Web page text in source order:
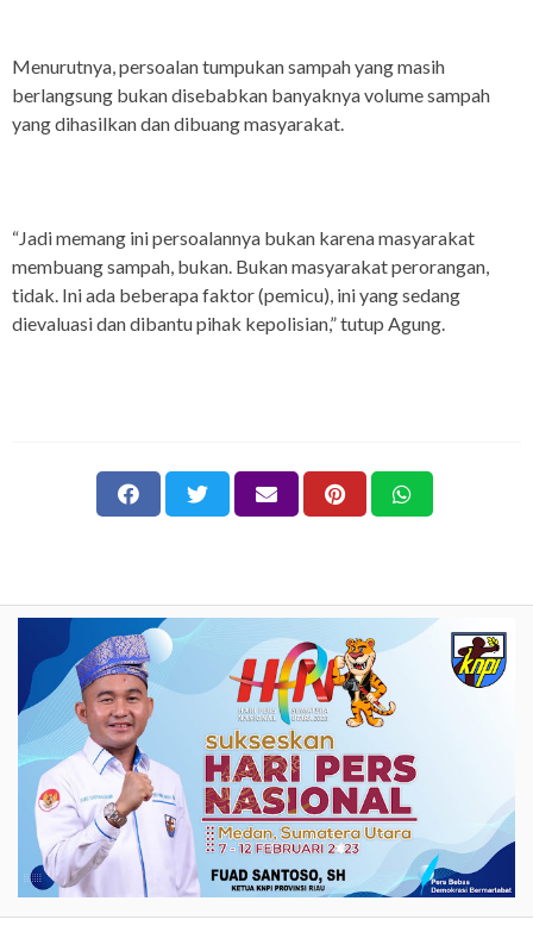
Menurutnya, persoalan tumpukan sampah yang masih
berlangsung bukan disebabkan banyaknya volume sampah
yang dihasilkan dan dibuang masyarakat.
“Jadi memang ini persoalannya bukan karena masyarakat
membuang sampah, bukan. Bukan masyarakat perorangan,
tidak. Ini ada beberapa faktor (pemicu), ini yang sedang
dievaluasi dan dibantu pihak kepolisian,” tutup Agung.